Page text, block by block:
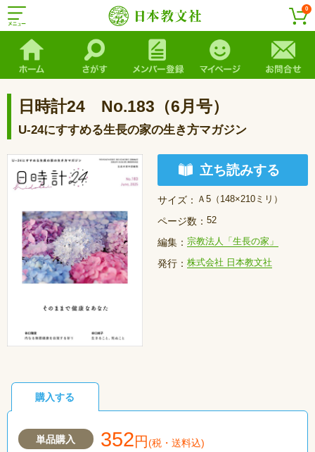
0
日時計24 No.183（6月号）
U-24にすすめる生長の家の生き方マガジン
立ち読みする
サイズ： Ａ5（148×210ミリ）
ページ数： 52
編集： 宗教法人「生長の家」
発行： 株式会社 日本教文社
購入する
単品購入 352円(税・送料込)